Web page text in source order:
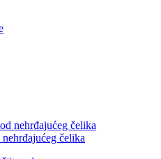
čelika